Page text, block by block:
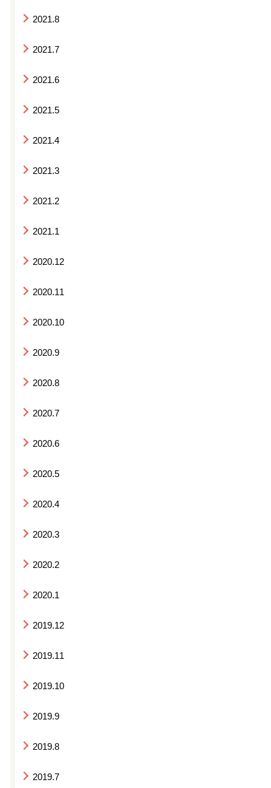
2021.8
2021.7
2021.6
2021.5
2021.4
2021.3
2021.2
2021.1
2020.12
2020.11
2020.10
2020.9
2020.8
2020.7
2020.6
2020.5
2020.4
2020.3
2020.2
2020.1
2019.12
2019.11
2019.10
2019.9
2019.8
2019.7